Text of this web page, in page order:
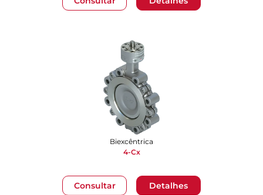
Consultar Detalhes
Biexcêntrica
4-Cx